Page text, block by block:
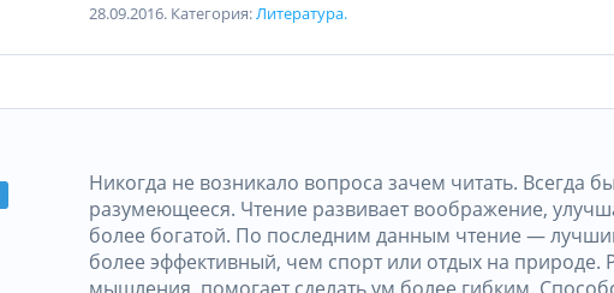
28.09.2016. Категория: Литература.
Никогда не возникало вопроса зачем читать. Всегда
разумеющееся. Чтение развивает воображение,
более богатой. По последним данным чтение —
более эффективный, чем спорт или отдых на природе.
мышления, помогает сделать ум более гибким.